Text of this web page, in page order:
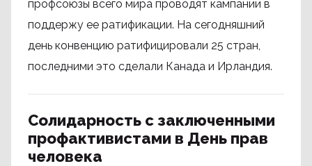
профсоюзы всего мира проводят кампании в
поддержу ее ратификации. На сегодняшний
день конвенцию ратифицировали 25 стран,
последними это сделали Канада и Ирландия.
Солидарность с заключенными
профактивистами в День прав
человека